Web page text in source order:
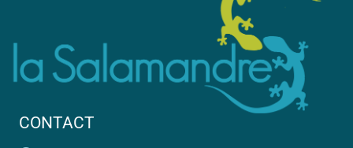
CONTACT